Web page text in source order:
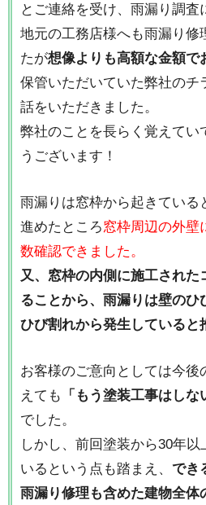
とご連絡を受け、雨漏り調査
地元の工務店様へも雨漏り修
たが想像よりも高額な金額で
保管いただいていた弊社のチ
話をいただきました。
弊社のことを長らく覚えてい
うございます！
雨漏りは窓枠から起きている
進めたところ窓枠周辺の外壁
数確認できました。
又、窓枠の内側に施工された
ることから、雨漏りは壁のひ
ひび割れから発生していると
お客様のご意向としては今後
えても
「もう塗装工事はしな
でした。
しかし、前回塗装から30年
いるという点も踏まえ、 でき
雨漏り修理も含めた建物全体